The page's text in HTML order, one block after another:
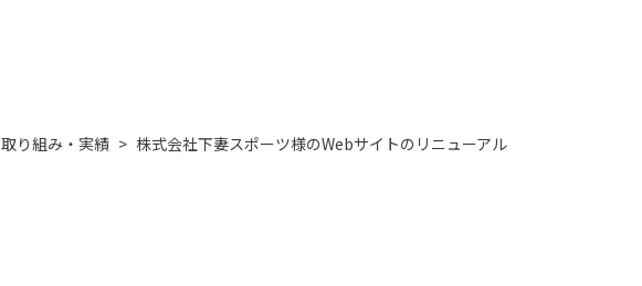
取り組み・実績 > 株式会社下妻スポーツ様のWebサイトのリニューアル